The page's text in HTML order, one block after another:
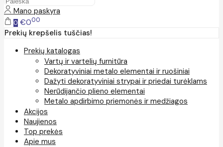
Mano paskyra
0 €000
Prekių krepšelis tuščias!
Prekių katalogas
Vartų ir vartelių furnitūra
Dekoratyviniai metalo elementai ir ruošiniai
Dažyti dekoratyviniai strypai ir priedai turėklams
Nerūdijančio plieno elementai
Metalo apdirbimo priemonės ir medžiagos
Akcijos
Naujienos
Top prekės
Apie mus